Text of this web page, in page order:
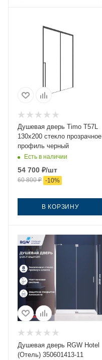
Душевая дверь Timo T57L
130х200 стекло прозрачное
профиль черный
Есть в наличии
54 700 ₽/шт
60 800₽ -10%
В КОРЗИНУ
Душевая дверь RGW Hotel
(Отель) 350601413-11